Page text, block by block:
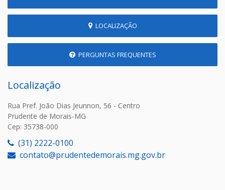
LOCALIZAÇÃO
PERGUNTAS FREQUENTES
Localização
Rua Pref. João Dias Jeunnon, 56 - Centro
Prudente de Morais-MG
Cep: 35738-000
(31) 2222-0100
contato@prudentedemorais.mg.gov.br